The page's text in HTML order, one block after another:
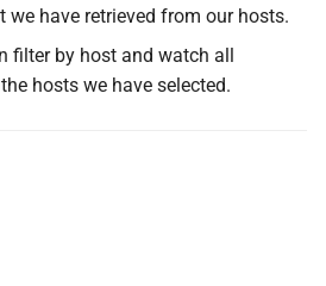
we have retrieved from our hosts.
filter by host and watch all
hosts we have selected.